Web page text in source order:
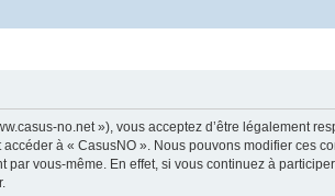
no.net »), vous acceptez d’être légalement
à « CasusNO ». Nous pouvons modifier ces
vous-même. En effet, si vous continuez à